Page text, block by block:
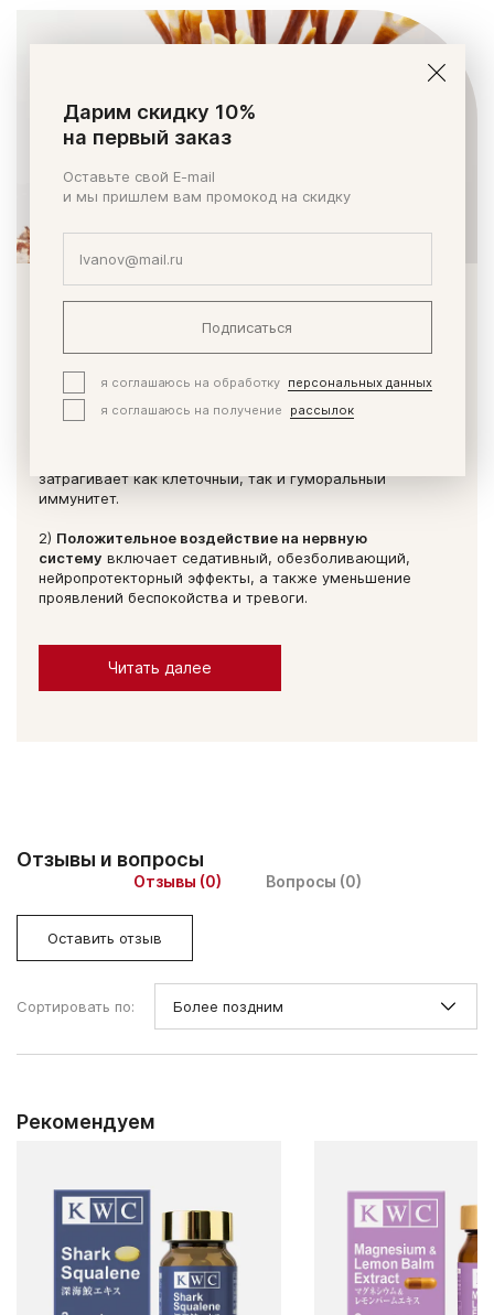
Экстракт рейши обладает широким
спектром действия
Экстракт содержит более 450 биологически активных
соединений, наиболее изученными являются
полисахариды, тритерпеноиды и ряд белков.
затрагивает как клеточный, так и гуморальный
иммунитет.
2) Положительное воздействие на нервную
систему включает седативный, обезболивающий,
нейропротекторный эффекты, а также уменьшение
проявлений беспокойства и тревоги.
Читать далее
Отзывы и вопросы
Отзывы (0) Вопросы (0)
Оставить отзыв
Сортировать по:
Рекомендуем
Дарим скидку 10%
на первый заказ
Оставьте свой E-mail
и мы пришлем вам промокод на скидку
Подписаться
я соглашаюсь на обработку
персональных данных
я соглашаюсь на получение
рассылок